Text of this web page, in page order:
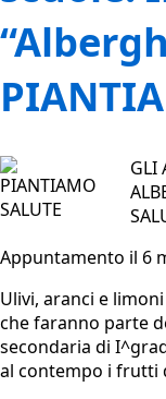
GLI
Appuntamento il 6
Ulivi, aranci e
che faranno parte
secondaria di
al contempo i frutti